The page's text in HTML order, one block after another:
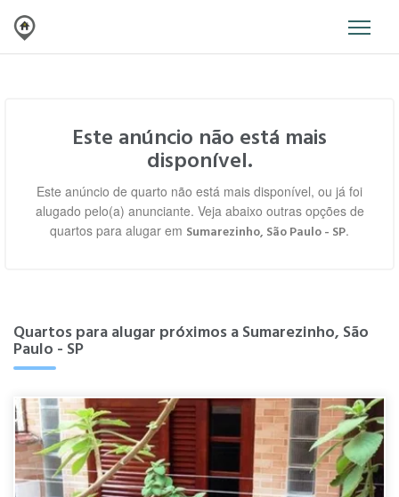
Este anúncio não está mais
disponível.
Este anúncio de quarto não está mais disponível, ou já foi
alugado pelo(a) anunciante. Veja abaixo outras opções de
quartos para alugar em Sumarezinho, São Paulo - SP.
Quartos para alugar próximos a Sumarezinho, São
Paulo - SP